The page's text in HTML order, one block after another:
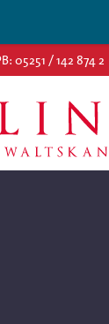
05251 / 142 874 2